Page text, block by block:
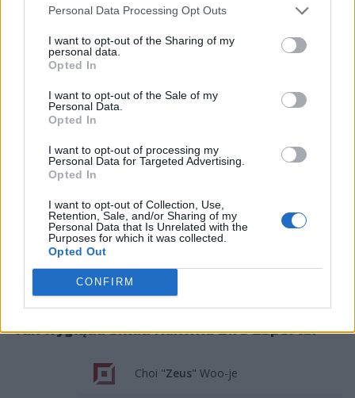
Personal Data Processing Opt Outs
I want to opt-out of the Sharing of my
personal data.
Opted In
I want to opt-out of the Sale of my
Personal Data.
Opted In
I want to opt-out of processing my
Personal Data for Targeted Advertising.
Opted In
I want to opt-out of Collection, Use,
Retention, Sale, and/or Sharing of my
Personal Data that Is Unrelated with the
Purposes for which it was collected.
Opted Out
CONFIRM
podmianki. Potwierdziły to nawetźródła
jednego z
koreańskich insiderów, który na portalu X kryje się pod
pseudonimem LCK Charmander. Według niego Zeus
właśnie miał związać się z HLE. Dziś natomiast wszystko
jest już jasne, bowiem głos zabrała organizacja,
prezentując 20-latka jako swojego nowego
toplanera. Dla Zeusa jest to pierwszy raz w karierze,
kiedy będzie grał dla innej organizacji niż T1. Jeśli
chodzi natomiast o samo Hanwha Life Esports, to
dzięki pozyskaniu nowego górnoalejkowicza skład
drużyny jest już kompletny. Wczoraj potwierdzono
przedłużenie współpracy z Parkiem "
hyeonem. Resztę zawodników zaś umowy obowiązują
do końca przyszłego roku.
Tak wygląda skład Hanwha Life Esports:
Choi "Zeus" Woo-je